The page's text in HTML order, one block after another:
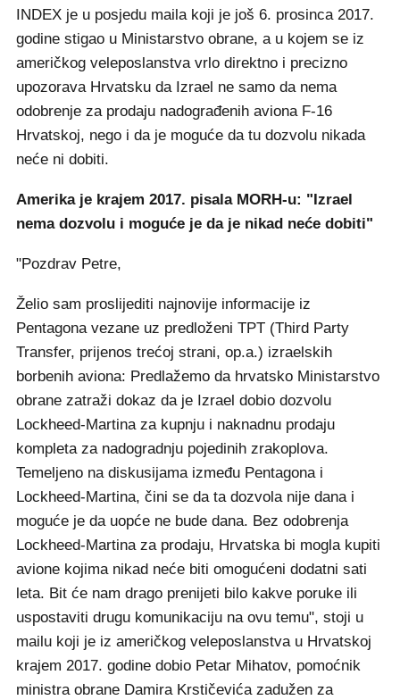
INDEX je u posjedu maila koji je još 6. prosinca 2017.
godine stigao u Ministarstvo obrane, a u kojem se iz
američkog veleposlanstva vrlo direktno i precizno
upozorava Hrvatsku da Izrael ne samo da nema
odobrenje za prodaju nadograđenih aviona F-16
Hrvatskoj, nego i da je moguće da tu dozvolu nikada
neće ni dobiti.
Amerika je krajem 2017. pisala MORH-u: "Izrael
nema dozvolu i moguće je da je nikad neće dobiti"
"Pozdrav Petre,
Želio sam proslijediti najnovije informacije iz
Pentagona vezane uz predloženi TPT (Third Party
Transfer, prijenos trećoj strani, op.a.) izraelskih
borbenih aviona: Predlažemo da hrvatsko Ministarstvo
obrane zatraži dokaz da je Izrael dobio dozvolu
Lockheed-Martina za kupnju i naknadnu prodaju
kompleta za nadogradnju pojedinih zrakoplova.
Temeljeno na diskusijama između Pentagona i
Lockheed-Martina, čini se da ta dozvola nije dana i
moguće je da uopće ne bude dana. Bez odobrenja
Lockheed-Martina za prodaju, Hrvatska bi mogla kupiti
avione kojima nikad neće biti omogućeni dodatni sati
leta. Bit će nam drago prenijeti bilo kakve poruke ili
uspostaviti drugu komunikaciju na ovu temu", stoji u
mailu koji je iz američkog veleposlanstva u Hrvatskoj
krajem 2017. godine dobio Petar Mihatov, pomoćnik
ministra obrane Damira Krstičevića zadužen za